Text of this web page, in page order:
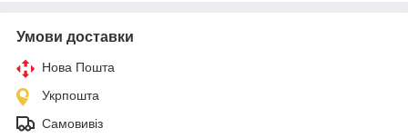
Умови доставки
Нова Пошта
Укрпошта
Самовивіз